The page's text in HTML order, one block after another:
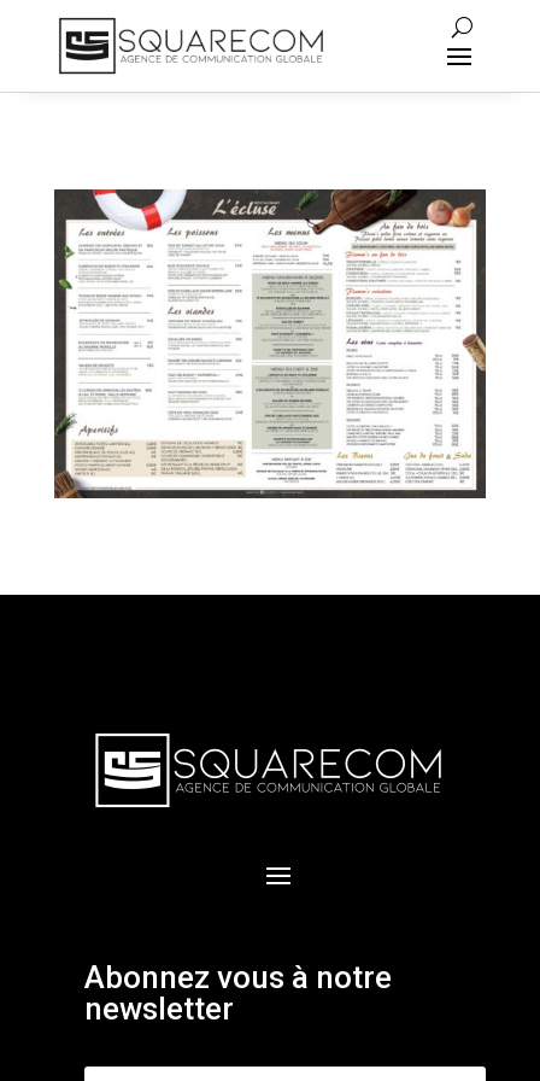
Abonnez vous à notre
newsletter